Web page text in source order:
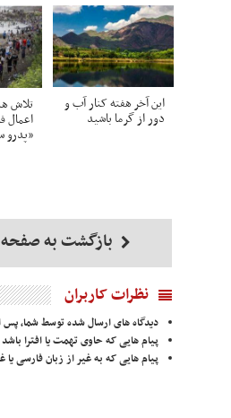
این آخر هفته کنار آب و
دور از گرما باشید
تلاش
اعمال
«پدرو
بازگشت به
نظرات کاربران
دیدگاه های ارسال شده توسط شما،
پیام هایی که حاوی تهمت یا افترا
پیام هایی که به غیر از زبان فارسی